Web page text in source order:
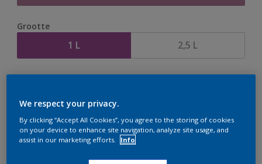
Grootte
1 L 2,5 L
Op dit moment is het niet mogelijk dit product online
We respect your privacy.
By clicking “Accept All Cookies”, you agree to the storing of cookies
on your device to enhance site navigation, analyze site usage, and
assist in our marketing efforts.
Info